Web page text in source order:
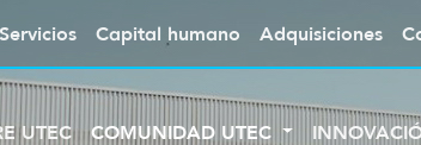
Capital humano Adquisiciones
UTEC COMUNIDAD UTEC